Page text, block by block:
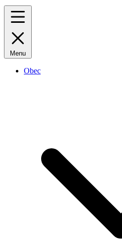
Menu
Obec